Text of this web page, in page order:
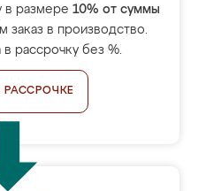
в размере 10% от суммы
заказ в производство.
рассрочку без %.
РАССРОЧКЕ